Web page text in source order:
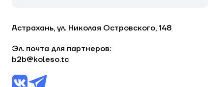
Астрахань, ул. Николая Островского, 148
Эл. почта для партнеров:
b2b@koleso.tc